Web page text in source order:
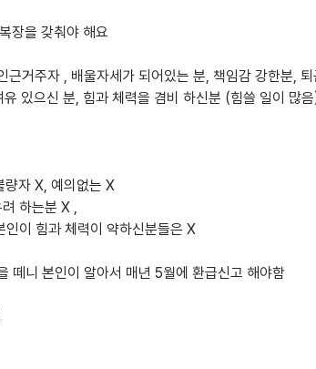
장을 갖춰야 해요
근거주자 , 배울자세가 되어있는 분, 책임감 강한분,
유 있으신 분, 힘과 체력을 겸비 하신분 (힘쓸 일이 많
자 X, 예의없는 X
떼니 본인이 알아서 매년 5월에 환급신고 해야함